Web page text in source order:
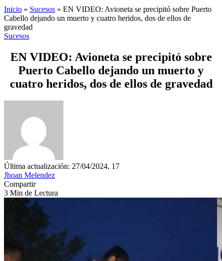
Inicio » Sucesos » EN VIDEO: Avioneta se precipitó sobre Puerto
Cabello dejando un muerto y cuatro heridos, dos de ellos de
gravedad
Sucesos
EN VIDEO: Avioneta se precipitó sobre
Puerto Cabello dejando un muerto y
cuatro heridos, dos de ellos de gravedad
Última actualización: 27/04/2024, 17
Jhoan Melendez
Compartir
3 Min de Lectura